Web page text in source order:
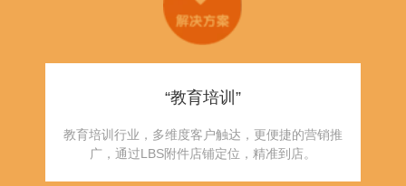
“教育培训”
教育培训行业，多维度客户触达，更便捷的营销推
广，通过LBS附件店铺定位，精准到店。